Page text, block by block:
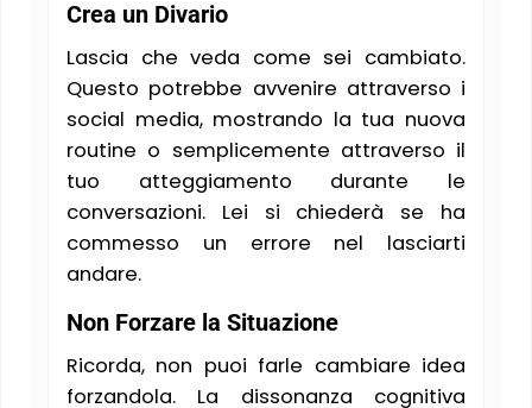
Crea un Divario
Lascia che veda come sei cambiato.
Questo potrebbe avvenire attraverso i
social media, mostrando la tua nuova
routine o semplicemente attraverso il
tuo atteggiamento durante le
conversazioni. Lei si chiederà se ha
commesso un errore nel lasciarti
andare.
Non Forzare la Situazione
Ricorda, non puoi farle cambiare idea
forzandola. La dissonanza cognitiva